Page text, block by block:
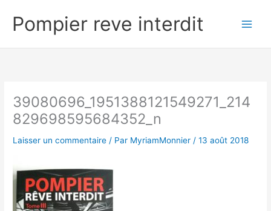
contenu
Pompier reve interdit
39080696_1951388121549271_214
829698595684352_n
Laisser un commentaire / Par MyriamMonnier /13 août 2018